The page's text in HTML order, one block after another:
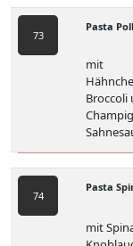
73
Pasta
mit
Broccoli
74
Pasta
mit